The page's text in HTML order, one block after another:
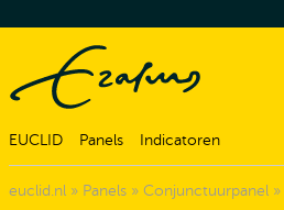
EUCLID Panels Indicatoren
euclid.nl» Panels» Conjunctuurpanel»